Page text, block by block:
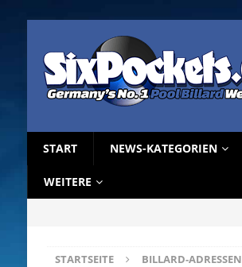
START NEWS-KATEGORIEN
WEITERE
STARTSEITE BILLARD-ADRESSEN